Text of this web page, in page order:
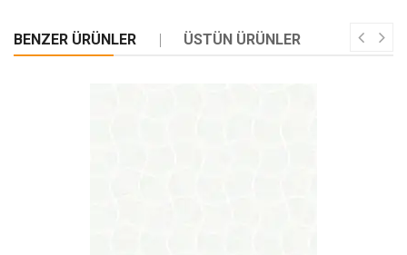
BENZER ÜRÜNLER ÜSTÜN ÜRÜNLER